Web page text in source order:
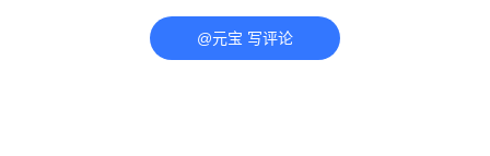
@元宝 写评论